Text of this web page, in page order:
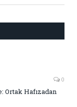
0
Ortak Hafızadan